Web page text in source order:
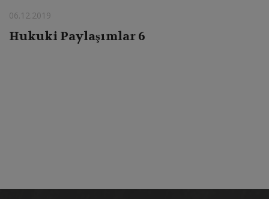
06.12.2019
Hukuki Paylaşımlar 6